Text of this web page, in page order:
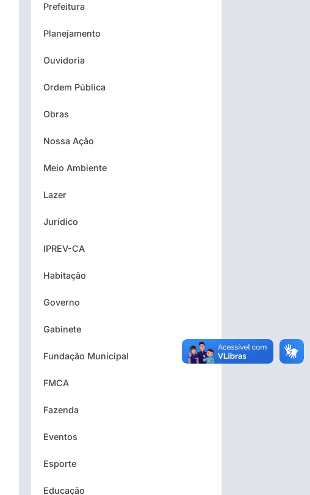
Prefeitura
Planejamento
Ouvidoria
Ordem Pública
Obras
Nossa Ação
Meio Ambiente
Lazer
Jurídico
IPREV-CA
Habitação
Governo
Gabinete
Fundação Municipal
FMCA
Fazenda
Eventos
Esporte
Educação